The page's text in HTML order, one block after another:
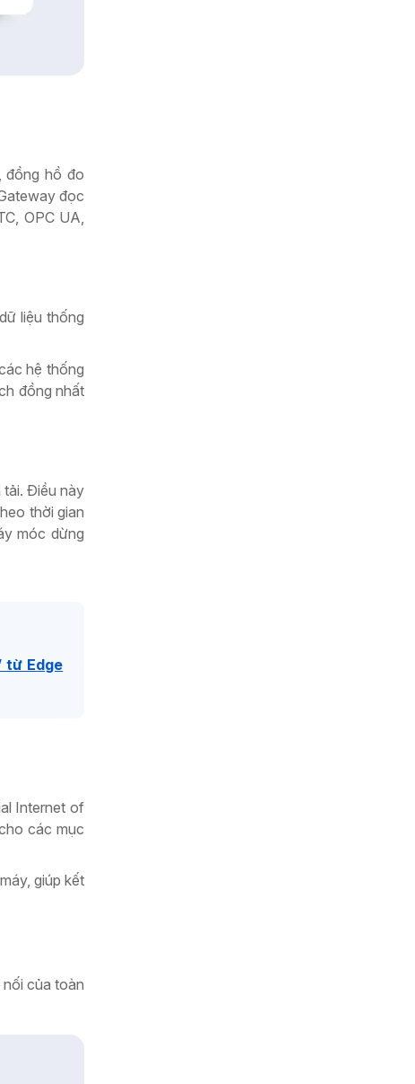
đồng hồ đo
đọc
OPC UA,
liệu thống
hệ thống
đồng nhất
tải. Điều này
thời gian
móc dừng
từ Edge
Internet of
các mục
giúp kết
của toàn